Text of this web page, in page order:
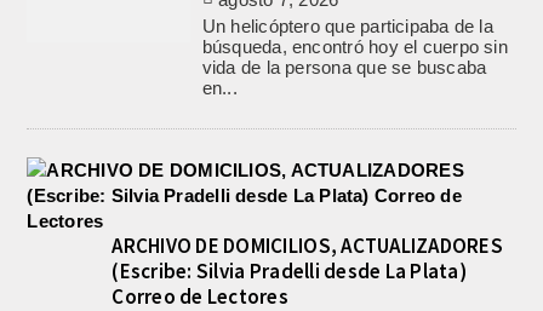
Un helicóptero que participaba de la
búsqueda, encontró hoy el cuerpo sin
vida de la persona que se buscaba
en...
ARCHIVO DE DOMICILIOS, ACTUALIZADORES
(Escribe: Silvia Pradelli desde La Plata)
Correo de Lectores